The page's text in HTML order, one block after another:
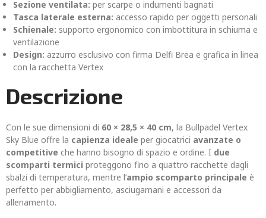
Sezione ventilata: per scarpe o indumenti bagnati
Tasca laterale esterna: accesso rapido per oggetti personali
Schienale: supporto ergonomico con imbottitura in schiuma e
ventilazione
Design: azzurro esclusivo con firma Delfi Brea e grafica in linea
con la racchetta Vertex
Descrizione
Con le sue dimensioni di 60 × 28,5 × 40 cm, la Bullpadel Vertex
Sky Blue offre la capienza ideale per giocatrici avanzate o
competitive che hanno bisogno di spazio e ordine. I due
scomparti termici proteggono fino a quattro racchette dagli
sbalzi di temperatura, mentre l’ampio scomparto principale è
perfetto per abbigliamento, asciugamani e accessori da
allenamento.